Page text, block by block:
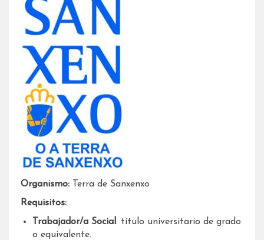
Organismo: Terra de Sanxenxo
Requisitos:
Trabajador/a Social : título universitario de grado
o equivalente.